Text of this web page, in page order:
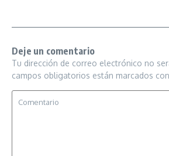
Deje un comentario
Tu dirección de correo electrónico no
campos obligatorios están marcados con